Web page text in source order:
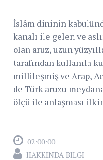
İslâm dininin
kanalı ile gelen ve
olan aruz, uzun
tarafından kullanıla
millileşmiş ve Arap,
de Türk aruzu
ölçü ile anlaşması
02:00:00
HAKKINDA BILGI